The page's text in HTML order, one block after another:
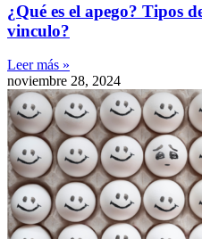
¿Qué es el apego? Tipos
vinculo?
Leer más »
noviembre 28, 2024